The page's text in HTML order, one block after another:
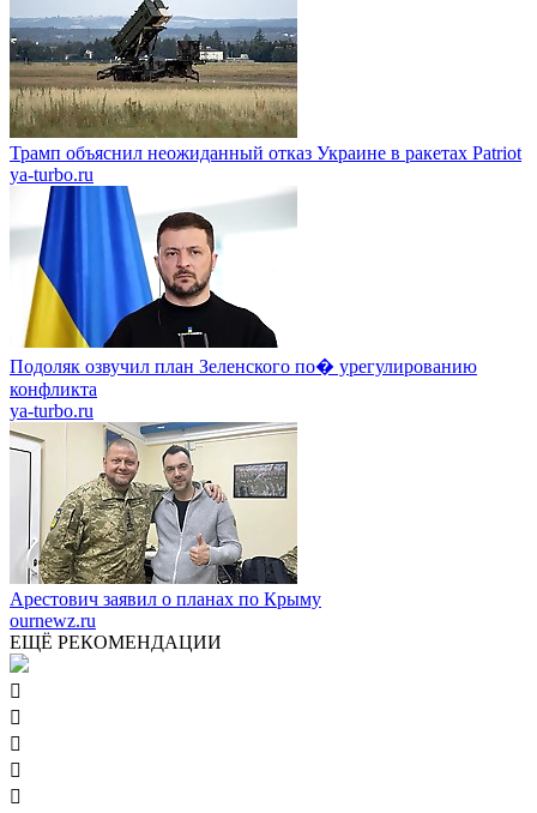
Трамп объяснил неожиданный отказ Украине в ракетах Patriot
ya-turbo.ru
Подоляк озвучил план Зеленского по� урегулированию
конфликта
ya-turbo.ru
Арестович заявил о планах по Крыму
ournewz.ru
ЕЩЁ РЕКОМЕНДАЦИИ




